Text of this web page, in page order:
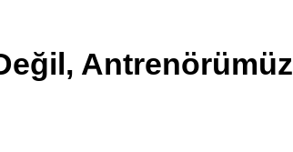
Antrenörümüz